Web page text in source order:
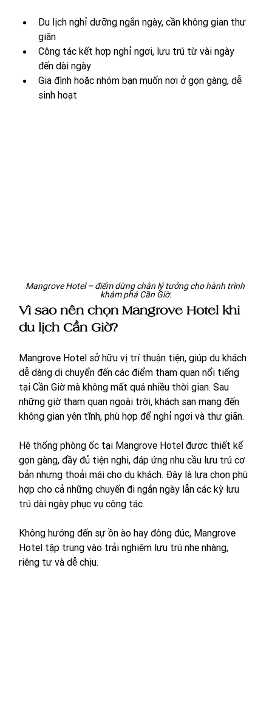
Du lịch nghỉ dưỡng ngắn ngày, cần không gian thư
giãn
Công tác kết hợp nghỉ ngơi, lưu trú từ vài ngày
đến dài ngày
Gia đình hoặc nhóm bạn muốn nơi ở gọn gàng, dễ
sinh hoạt
Mangrove Hotel – điểm dừng chân lý tưởng cho hành trình
khám phá Cần Giờ.
Vì sao nên chọn Mangrove Hotel khi
du lịch Cần Giờ?
Mangrove Hotel sở hữu vị trí thuận tiện, giúp du khách
dễ dàng di chuyển đến các điểm tham quan nổi tiếng
tại Cần Giờ mà không mất quá nhiều thời gian. Sau
những giờ tham quan ngoài trời, khách sạn mang đến
không gian yên tĩnh, phù hợp để nghỉ ngơi và thư giãn.
Hệ thống phòng ốc tại Mangrove Hotel được thiết kế
gọn gàng, đầy đủ tiện nghi, đáp ứng nhu cầu lưu trú cơ
bản nhưng thoải mái cho du khách. Đây là lựa chọn phù
hợp cho cả những chuyến đi ngắn ngày lẫn các kỳ lưu
trú dài ngày phục vụ công tác.
Không hướng đến sự ồn ào hay đông đúc, Mangrove
Hotel tập trung vào trải nghiệm lưu trú nhẹ nhàng,
riêng tư và dễ chịu.